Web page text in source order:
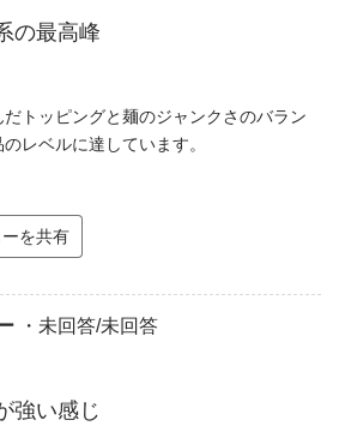
の最高峰
トッピングと麺のジャンクさのバラン
レベルに達しています。
を共有
・未回答/未回答
強い感じ